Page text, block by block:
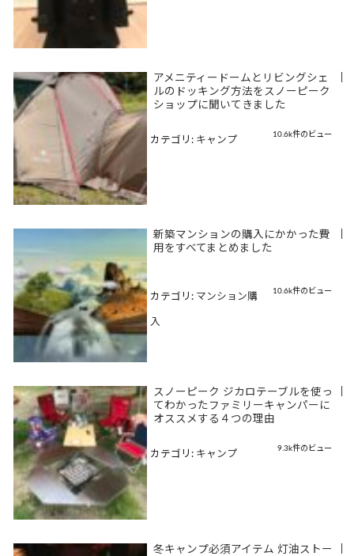
アメニティードームとリビングシェ
ルのドッキング方法をスノーピーク
ショップに聞いてきました
10.6k件のビュー
カテゴリ: キャンプ
新築マンションの購入にかかった費
用をすべてまとめました
10.6k件のビュー
カテゴリ: マンション購
入
スノーピーク ジカロテーブルを使っ
てわかったファミリーキャンパーに
オススメする４つの理由
9.3k件のビュー
カテゴリ: キャンプ
冬キャンプ必須アイテム 灯油ストー